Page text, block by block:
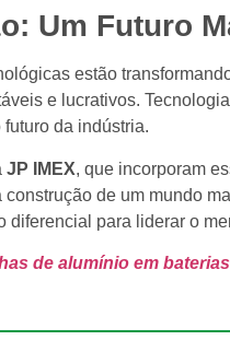
Um Futuro
estão
e lucrativos.
da indústria.
JP IMEX, que incorporam
construção de um mundo
diferencial para liderar o
de alumínio em